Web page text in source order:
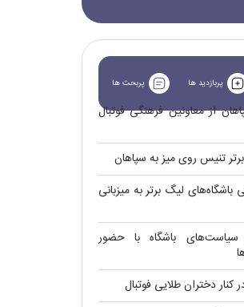
پربازدید ها پربحث ها
از معاونین فرهنگی فوتبال
تنیس روی میز به سپاهان
لیگ برتر به میزبانی
باشگاه با حضور
دختران طلایی فوتبال